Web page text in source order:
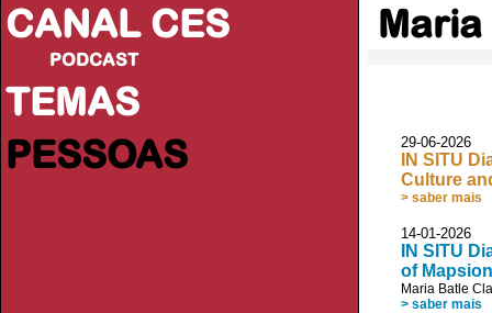
CANAL CES
PODCAST
TEMAS
PESSOAS
29-06-
IN SITU
Culture
> saber mais
14-01-
IN SITU
of
Maria Batle
> saber mais